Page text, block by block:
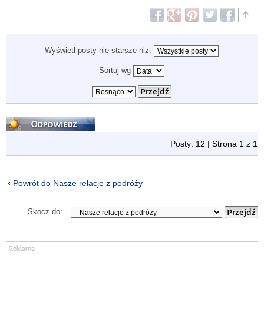
Wyświetl posty nie starsze niż:
Sortuj wg
Odpowiedz
Posty: 12 | Strona 1 z 1
Powrót do Nasze relacje z podróży
Skocz do: